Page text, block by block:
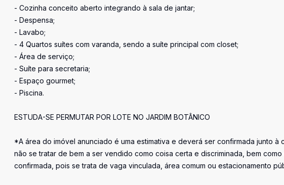
- Cozinha conceito aberto integrando à sala de jantar;
- Despensa;
- Lavabo;
- 4 Quartos suítes com varanda, sendo a suíte principal com closet;
- Área de serviço;
- Suíte para secretaria;
- Espaço gourmet;
- Piscina.
ESTUDA-SE PERMUTAR POR LOTE NO JARDIM BOTÂNICO
*A área do imóvel anunciado é uma estimativa e deverá ser confirmada junto
não se tratar de bem a ser vendido como coisa certa e discriminada, bem
confirmada, pois se trata de vaga vinculada, área comum ou estacionamento